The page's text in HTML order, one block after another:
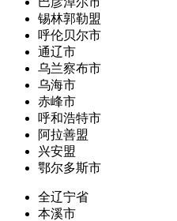
锡林郭勒盟
呼伦贝尔市
通辽市
乌兰察布市
乌海市
赤峰市
呼和浩特市
阿拉善盟
兴安盟
鄂尔多斯市
全辽宁省
本溪市